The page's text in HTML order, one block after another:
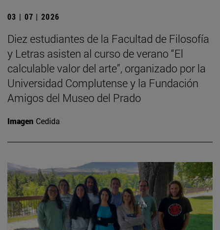
03 | 07 | 2026
Diez estudiantes de la Facultad de Filosofía
y Letras asisten al curso de verano “El
calculable valor del arte”, organizado por la
Universidad Complutense y la Fundación
Amigos del Museo del Prado
Imagen Cedida